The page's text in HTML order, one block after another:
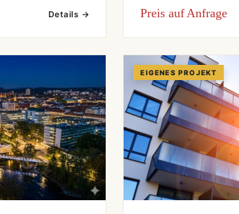
Details → Preis auf Anfrage
EIGENES PROJEKT